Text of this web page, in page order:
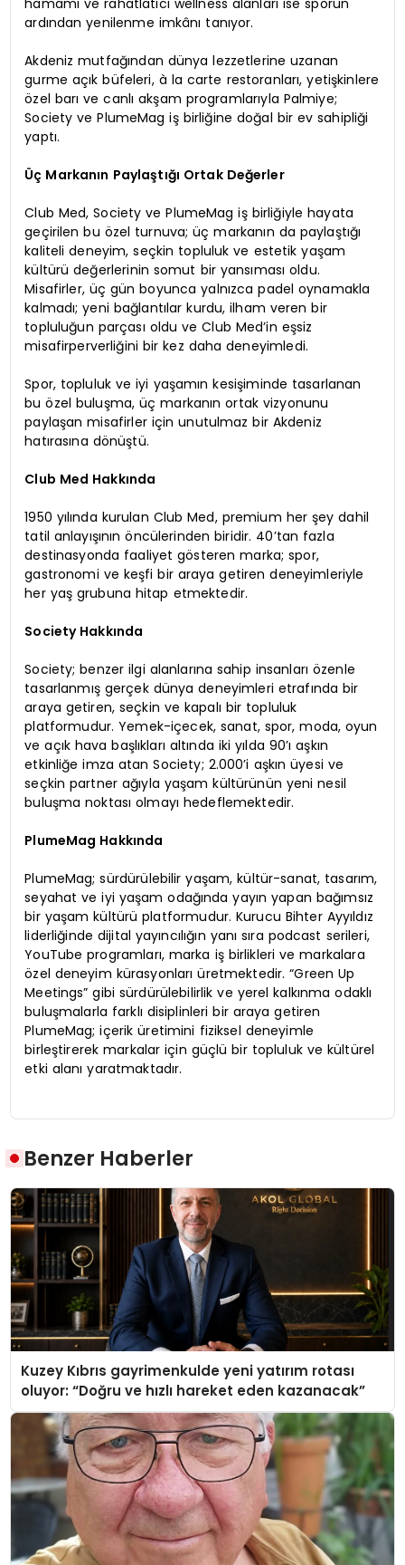
hamamı ve rahatlatıcı wellness alanları ise sporun
ardından yenilenme imkânı tanıyor.
Akdeniz mutfağından dünya lezzetlerine uzanan
gurme açık büfeleri, à la carte restoranları, yetişkinlere
özel barı ve canlı akşam programlarıyla Palmiye;
Society ve PlumeMag iş birliğine doğal bir ev sahipliği
yaptı.
Üç Markanın Paylaştığı Ortak Değerler
Club Med, Society ve PlumeMag iş birliğiyle hayata
geçirilen bu özel turnuva; üç markanın da paylaştığı
kaliteli deneyim, seçkin topluluk ve estetik yaşam
kültürü değerlerinin somut bir yansıması oldu.
Misafirler, üç gün boyunca yalnızca padel oynamakla
kalmadı; yeni bağlantılar kurdu, ilham veren bir
topluluğun parçası oldu ve Club Med’in eşsiz
misafirperverliğini bir kez daha deneyimledi.
Spor, topluluk ve iyi yaşamın kesişiminde tasarlanan
bu özel buluşma, üç markanın ortak vizyonunu
paylaşan misafirler için unutulmaz bir Akdeniz
hatırasına dönüştü.
Club Med Hakkında
1950 yılında kurulan Club Med, premium her şey dahil
tatil anlayışının öncülerinden biridir. 40’tan fazla
destinasyonda faaliyet gösteren marka; spor,
gastronomi ve keşfi bir araya getiren deneyimleriyle
her yaş grubuna hitap etmektedir.
Society Hakkında
Society; benzer ilgi alanlarına sahip insanları özenle
tasarlanmış gerçek dünya deneyimleri etrafında bir
araya getiren, seçkin ve kapalı bir topluluk
platformudur. Yemek-içecek, sanat, spor, moda, oyun
ve açık hava başlıkları altında iki yılda 90’ı aşkın
etkinliğe imza atan Society; 2.000’i aşkın üyesi ve
seçkin partner ağıyla yaşam kültürünün yeni nesil
buluşma noktası olmayı hedeflemektedir.
PlumeMag Hakkında
PlumeMag; sürdürülebilir yaşam, kültür-sanat, tasarım,
seyahat ve iyi yaşam odağında yayın yapan bağımsız
bir yaşam kültürü platformudur. Kurucu Bihter Ayyıldız
liderliğinde dijital yayıncılığın yanı sıra podcast serileri,
YouTube programları, marka iş birlikleri ve markalara
özel deneyim kürasyonları üretmektedir. “Green Up
Meetings” gibi sürdürülebilirlik ve yerel kalkınma odaklı
buluşmalarla farklı disiplinleri bir araya getiren
PlumeMag; içerik üretimini fiziksel deneyimle
birleştirerek markalar için güçlü bir topluluk ve kültürel
etki alanı yaratmaktadır.
Benzer Haberler
Kuzey Kıbrıs gayrimenkulde yeni yatırım rotası
oluyor: “Doğru ve hızlı hareket eden kazanacak”